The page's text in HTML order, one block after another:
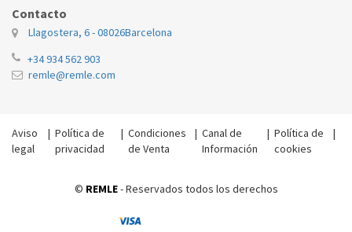
Contacto
Llagostera, 6 - 08026Barcelona
+34 934 562 903
remle@remle.com
Aviso
legal
| Política de
privacidad
|Condiciones
de Venta
|Canal de
Información
| Política de
cookies
|
© REMLE- Reservados todos los derechos